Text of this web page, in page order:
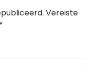
Vereiste
*